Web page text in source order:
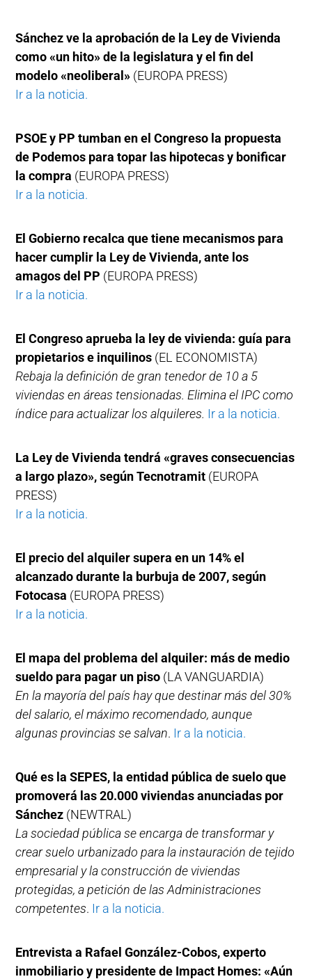
Sánchez ve la aprobación de la Ley de Vivienda
como «un hito» de la legislatura y el fin del
modelo «neoliberal» (EUROPA PRESS)
Ir a la noticia.
PSOE y PP tumban en el Congreso la propuesta
de Podemos para topar las hipotecas y bonificar
la compra (EUROPA PRESS)
Ir a la noticia.
El Gobierno recalca que tiene mecanismos para
hacer cumplir la Ley de Vivienda, ante los
amagos del PP (EUROPA PRESS)
Ir a la noticia.
El Congreso aprueba la ley de vivienda: guía para
propietarios e inquilinos (EL ECONOMISTA)
Rebaja la definición de gran tenedor de 10 a 5
viviendas en áreas tensionadas. Elimina el IPC como
índice para actualizar los alquileres. Ir a la noticia.
La Ley de Vivienda tendrá «graves consecuencias
a largo plazo», según Tecnotramit (EUROPA
PRESS)
Ir a la noticia.
El precio del alquiler supera en un 14% el
alcanzado durante la burbuja de 2007, según
Fotocasa (EUROPA PRESS)
Ir a la noticia.
El mapa del problema del alquiler: más de medio
sueldo para pagar un piso (LA VANGUARDIA)
En la mayoría del país hay que destinar más del 30%
del salario, el máximo recomendado, aunque
algunas provincias se salvan. Ir a la noticia.
Qué es la SEPES, la entidad pública de suelo que
promoverá las 20.000 viviendas anunciadas por
Sánchez (NEWTRAL)
La sociedad pública se encarga de transformar y
crear suelo urbanizado para la instauración de tejido
empresarial y la construcción de viviendas
protegidas, a petición de las Administraciones
competentes. Ir a la noticia.
Entrevista a Rafael González-Cobos, experto
inmobiliario y presidente de Impact Homes: «Aún